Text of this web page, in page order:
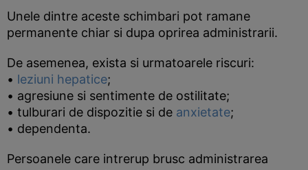
Unele dintre aceste schimbari pot ramane
permanente chiar si dupa oprirea administrarii.
De asemenea, exista si urmatoarele riscuri:
• leziuni hepatice;
• agresiune si sentimente de ostilitate;
• tulburari de dispozitie si de anxietate;
• dependenta.
Persoanele care intrerup brusc administrarea